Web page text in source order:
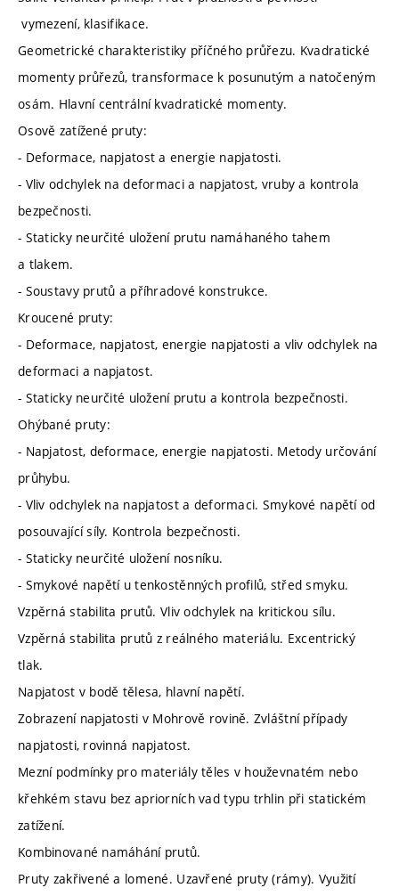
vymezení, klasifikace.
Geometrické charakteristiky příčného průřezu. Kvadratické
momenty průřezů, transformace k posunutým a natočeným
osám. Hlavní centrální kvadratické momenty.
Osově zatížené pruty:
- Deformace, napjatost a energie napjatosti.
- Vliv odchylek na deformaci a napjatost, vruby a kontrola
bezpečnosti.
- Staticky neurčité uložení prutu namáhaného tahem
a tlakem.
- Soustavy prutů a příhradové konstrukce.
Kroucené pruty:
- Deformace, napjatost, energie napjatosti a vliv odchylek na
deformaci a napjatost.
- Staticky neurčité uložení prutu a kontrola bezpečnosti.
Ohýbané pruty:
- Napjatost, deformace, energie napjatosti. Metody určování
průhybu.
- Vliv odchylek na napjatost a deformaci. Smykové napětí od
posouvající síly. Kontrola bezpečnosti.
- Staticky neurčité uložení nosníku.
- Smykové napětí u tenkostěnných profilů, střed smyku.
Vzpěrná stabilita prutů. Vliv odchylek na kritickou sílu.
Vzpěrná stabilita prutů z reálného materiálu. Excentrický
tlak.
Napjatost v bodě tělesa, hlavní napětí.
Zobrazení napjatosti v Mohrově rovině. Zvláštní případy
napjatosti, rovinná napjatost.
Mezní podmínky pro materiály těles v houževnatém nebo
křehkém stavu bez apriorních vad typu trhlin při statickém
zatížení.
Kombinované namáhání prutů.
Pruty zakřivené a lomené. Uzavřené pruty (rámy). Využití